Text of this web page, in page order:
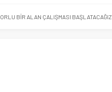
BİR ALAN ÇALIŞMASI BAŞLATACAĞIZ.